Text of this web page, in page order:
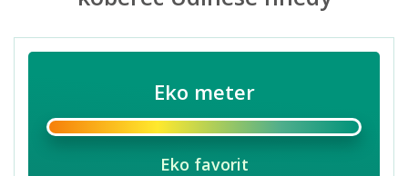
Eko meter
Eko favorit